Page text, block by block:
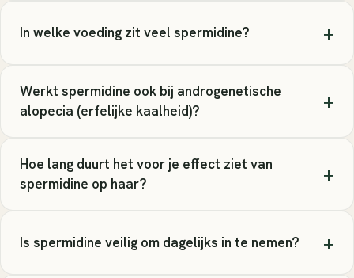
In welke voeding zit veel spermidine? +
Werkt spermidine ook bij androgenetische
alopecia (erfelijke kaalheid)?
+
Hoe lang duurt het voor je effect ziet van
spermidine op haar?
+
Is spermidine veilig om dagelijks in te nemen? +